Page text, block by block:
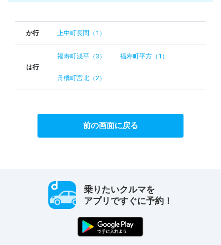
か行 上中町長間（1）
は行
福寿町浅平（3） 福寿町平方（1）
舟橋町宮北（2）
前の画面に戻る
乗りたいクルマを
アプリですぐに予約！